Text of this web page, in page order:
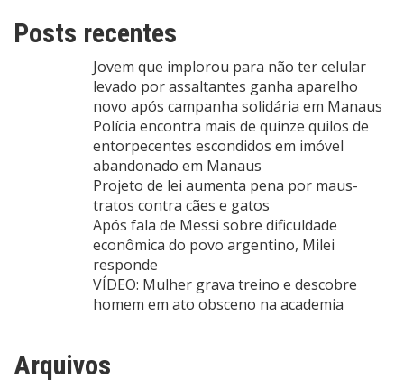
Posts recentes
Jovem que implorou para não ter celular
levado por assaltantes ganha aparelho
novo após campanha solidária em Manaus
Polícia encontra mais de quinze quilos de
entorpecentes escondidos em imóvel
abandonado em Manaus
Projeto de lei aumenta pena por maus-
tratos contra cães e gatos
Após fala de Messi sobre dificuldade
econômica do povo argentino, Milei
responde
VÍDEO: Mulher grava treino e descobre
homem em ato obsceno na academia
Arquivos